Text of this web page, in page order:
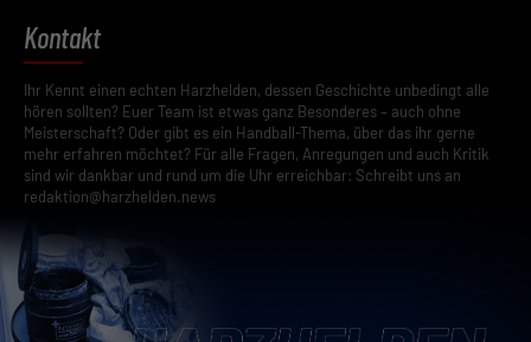
Kontakt
Ihr Kennt einen echten Harzhelden, dessen Geschichte unbedingt alle
hören sollten? Euer Team ist etwas ganz Besonderes – auch ohne
Meisterschaft? Oder gibt es ein Handball-Thema, über das ihr gerne
mehr erfahren möchtet? Für alle Fragen, Anregungen und auch Kritik
sind wir dankbar und rund um die Uhr erreichbar: Schreibt uns an
redaktion@harzhelden.news